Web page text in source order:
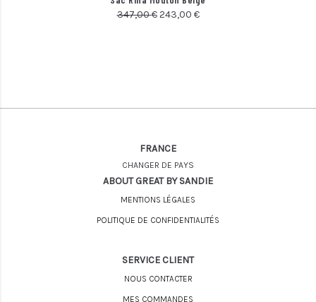
347,00€ 243,00 €
FRANCE
CHANGER DE PAYS
ABOUT GREAT BY SANDIE
MENTIONS LÉGALES
POLITIQUE DE CONFIDENTIALITÉS
SERVICE CLIENT
NOUS CONTACTER
MES COMMANDES